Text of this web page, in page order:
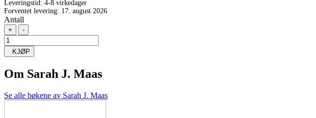
Leveringstid: 4-8 virkedager
Forventet levering: 17. august 2026
Antall
+ -
KJØP
Om Sarah J. Maas
Se alle bøkene av Sarah J. Maas